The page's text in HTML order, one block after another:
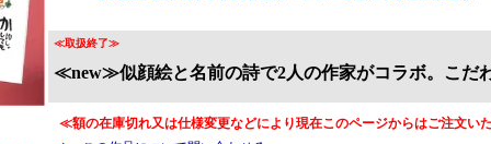
≪取扱終了≫
≪new≫似顔絵と名前の詩で2人の作家がコラボ。こだ
≪額の在庫切れ又は仕様変更などにより現在このページからはご注文い